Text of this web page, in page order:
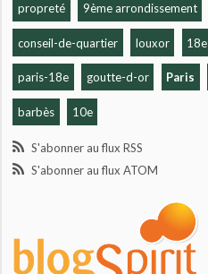
propreté 9ème arrondissement
conseil-de-quartier louxor 18e
paris-18e goutte-d-or Paris
barbès 10e
S'abonner au flux RSS
S'abonner au flux ATOM